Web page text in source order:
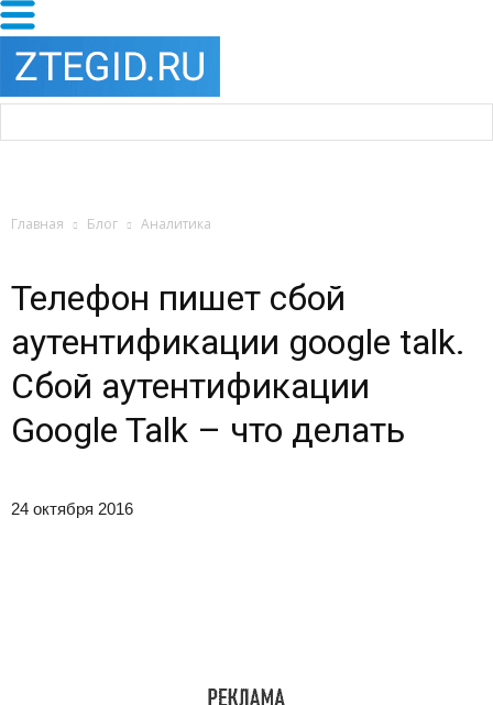
Главная Блог Аналитика
Телефон пишет сбой
аутентификации google talk.
Сбой аутентификации
Google Talk – что делать
24 октября 2016